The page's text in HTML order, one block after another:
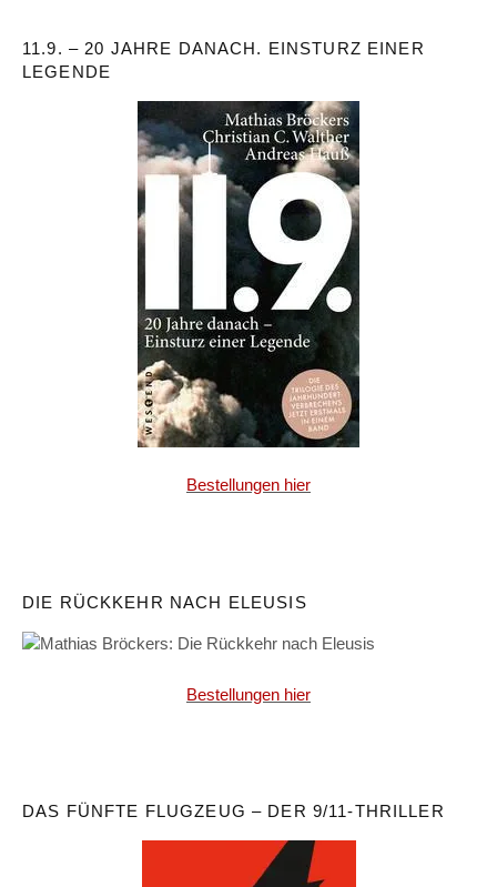
11.9. – 20 JAHRE DANACH. EINSTURZ EINER
LEGENDE
Bestellungen hier
DIE RÜCKKEHR NACH ELEUSIS
Bestellungen hier
DAS FÜNFTE FLUGZEUG – DER 9/11-THRILLER